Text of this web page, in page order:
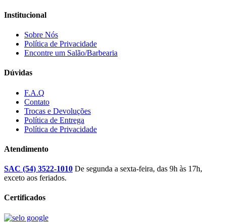
Institucional
Sobre Nós
Política de Privacidade
Encontre um Salão/Barbearia
Dúvidas
F.A.Q
Contato
Trocas e Devoluções
Política de Entrega
Política de Privacidade
Atendimento
SAC (54) 3522-1010 De segunda a sexta-feira, das 9h às 17h,
exceto aos feriados.
Certificados